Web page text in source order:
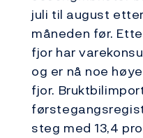
juli til august
måneden før.
fjor har
og er nå noe
fjor.
steg med 13,4